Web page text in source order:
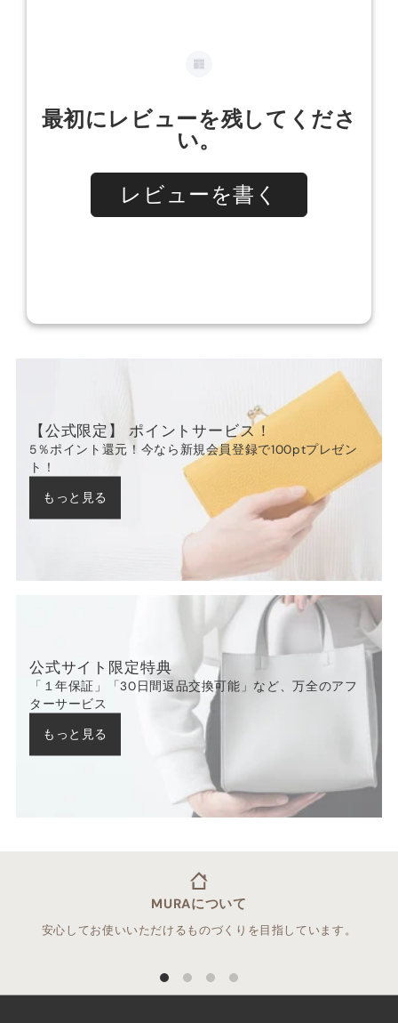
【公式限定】 ポイントサービス！
5％ポイント還元！今なら新規会員登録で100ptプレゼン
ト！
もっと見る
公式サイト限定特典
「１年保証」「30日間返品交換可能」など、万全のアフ
ターサービス
もっと見る
MURAについて
安心してお使いいただけるものづくりを目指しています。